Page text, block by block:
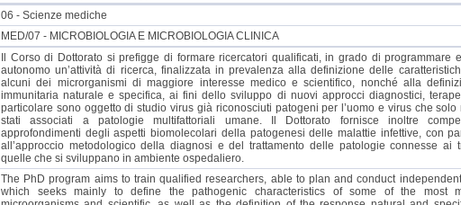
06 - Scienze mediche
MED/07 - MICROBIOLOGIA E MICROBIOLOGIA CLINICA
Il Corso di Dottorato si prefigge di formare ricercatori qualificati, in grado di programmare
autonomo un’attività di ricerca, finalizzata in prevalenza alla definizione delle
alcuni dei microrganismi di maggiore interesse medico e scientifico, nonché alla
immunitaria naturale e specifica, ai fini dello sviluppo di nuovi approcci diagnostici,
particolare sono oggetto di studio virus già riconosciuti patogeni per l’uomo e virus che solo
stati associati a patologie multifattoriali umane. Il Dottorato fornisce inoltre
approfondimenti degli aspetti biomolecolari della patogenesi delle malattie infettive, con
all’approccio metodologico della diagnosi e del trattamento delle patologie connesse ai
quelle che si sviluppano in ambiente ospedaliero.
The PhD program aims to train qualified researchers, able to plan and conduct
which seeks mainly to define the pathogenic characteristics of some of the most